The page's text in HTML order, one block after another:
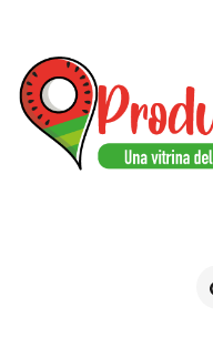
contenido
(presiona